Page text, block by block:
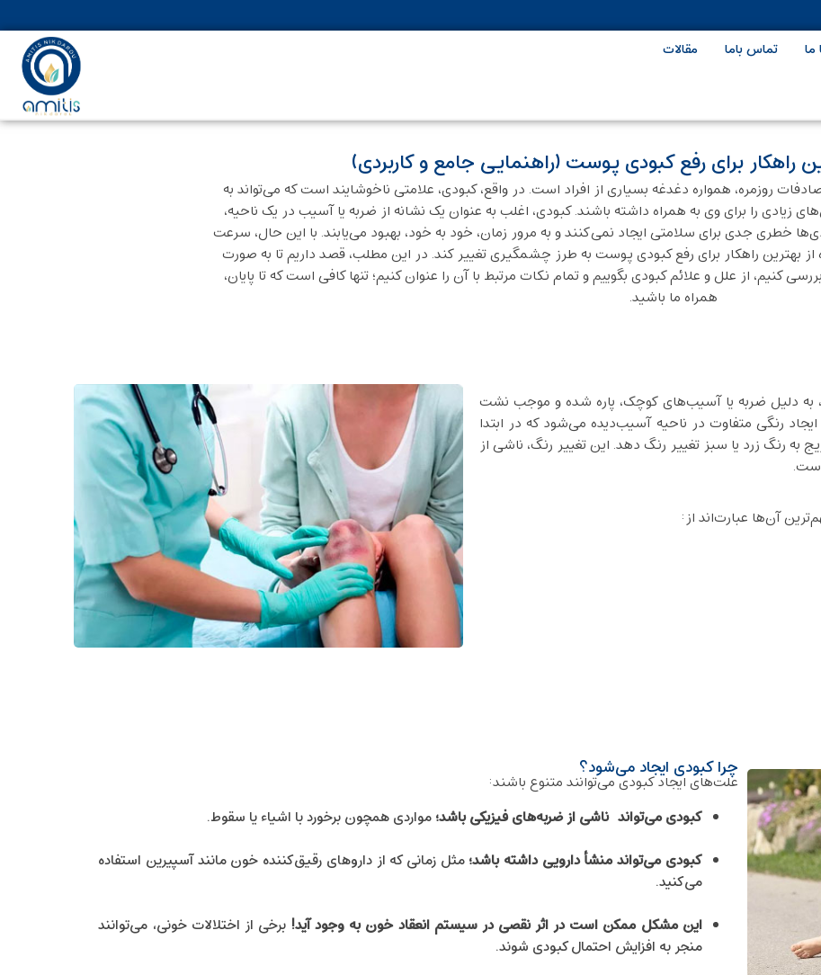
ما تماس باما مقالات
راهکار برای رفع کبودی پوست (راهنمایی جامع و کاربردی)
روزمره، همواره دغدغه بسیاری از افراد است. در واقع، کبودی، علامتی ناخوشایند است که می‌تواند به
زیادی را برای وی به همراه داشته باشند. کبودی، اغلب به ‌عنوان یک نشانه از ضربه یا آسیب در یک ناحیه،
خطری جدی برای سلامتی ایجاد نمی‌کنند و به مرور زمان، خود به ‌خود، بهبود می‌یابند. با این حال، سرعت
از بهترین راهکار برای رفع کبودی پوست به طرز چشمگیری تغییر کند. در این مطلب، قصد داریم تا به صورت
کنیم، از علل و علائم کبودی بگوییم و تمام نکات مرتبط با آن را عنوان کنیم؛ تنها کافی است که تا پایان،
همراه ما باشید.
به دلیل ضربه یا آسیب‌های کوچک، پاره شده و موجب نشت
رنگی متفاوت در ناحیه آسیب‌دیده می‌شود که در ابتدا
رنگ زرد یا سبز تغییر رنگ دهد. این تغییر رنگ، ناشی از
آن‌ها عبارت‌اند از:
چرا کبودی ایجاد می‌شود؟
علت‌های ایجاد کبودی می‌توانند متنوع باشند:
کبودی می‌تواند ناشی از ضربه‌های فیزیکی باشد؛مواردی همچون برخورد با اشیاء یا سقوط.
کبودی می‌تواند منشأ دارویی داشته باشد؛مثل زمانی که از داروهای رقیق‌کننده خون مانند آسپیرین استفاده
می‌کنید.
این مشکل ممکن است در اثر نقصی در سیستم انعقاد خون به وجود آید! برخی از اختلالات خونی، می‌توانند
منجر به افزایش احتمال کبودی شوند.